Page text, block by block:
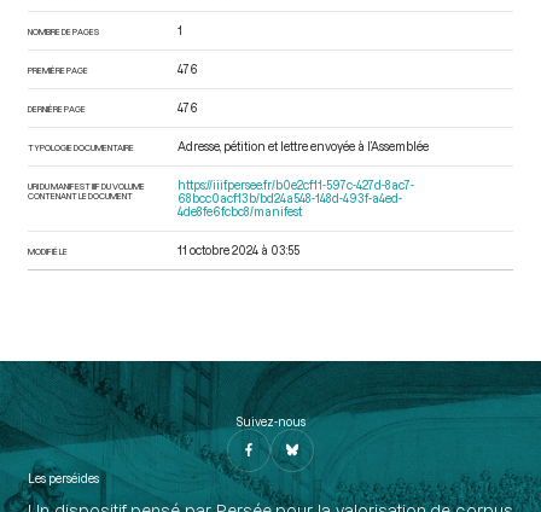
NOMBRE DE PAGES 1
PREMIÈRE PAGE 476
DERNIÈRE PAGE 476
TYPOLOGIE DOCUMENTAIRE Adresse, pétition et lettre envoyée à l’Assemblée
URI DU MANIFEST IIIF DU VOLUME
CONTENANT LE DOCUMENT
https://iiif.persee.fr/b0e2cf11-597c-427d-8ac7-
68bcc0acf13b/bd24a548-148d-493f-a4ed-
4de8fe6fcbc8/manifest
MODIFIÉ LE 11 octobre 2024 à 03:55
Suivez-nous
Les perséides